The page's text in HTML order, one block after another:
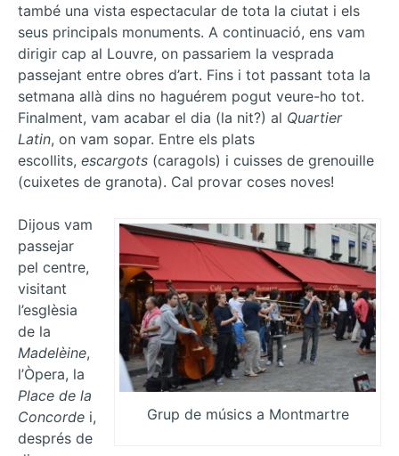
també una vista espectacular de tota la ciutat i els
seus principals monuments. A continuació, ens vam
dirigir cap al Louvre, on passariem la vesprada
passejant entre obres d’art. Fins i tot passant tota la
setmana allà dins no haguérem pogut veure-ho tot.
Finalment, vam acabar el dia (la nit?) al Quartier
Latin, on vam sopar. Entre els plats
escollits, escargots (caragols) i cuisses de grenouille
(cuixetes de granota). Cal provar coses noves!
Grup de músics a Montmartre
Dijous vam
passejar
pel centre,
visitant
l’esglèsia
de la
Madelèine,
l’Òpera, la
Place de la
Concorde i,
després de